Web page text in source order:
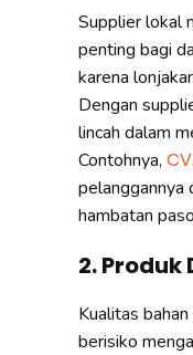
Supplier lokal
penting bagi
karena
Dengan
lincah dalam
Contohnya,
pelanggannya
hambatan
2.
Kualitas
berisiko